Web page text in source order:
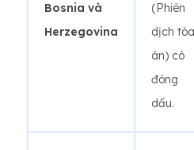
Bosnia và
Herzegovina
(Phiên
dịch tòa
án) có
đóng
dấu.